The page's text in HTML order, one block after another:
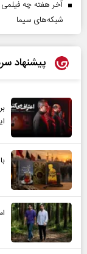
آخر هفته چه
شبکه‌های سیما
پیشنهاد